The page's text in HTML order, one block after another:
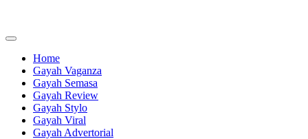
content
Home
Gayah Vaganza
Gayah Semasa
Gayah Review
Gayah Stylo
Gayah Viral
Gayah Advertorial